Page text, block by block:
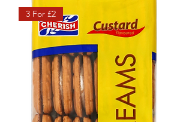
3 For £2